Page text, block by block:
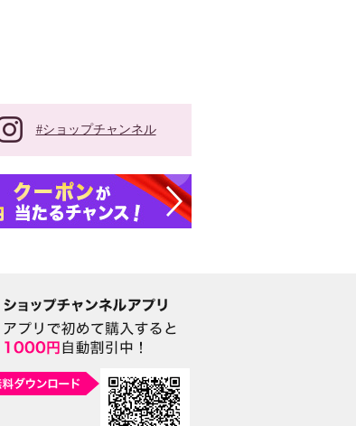
#ショップチャンネル